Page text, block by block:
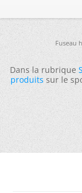
Fuseau
Dans la rubrique
produitssur le